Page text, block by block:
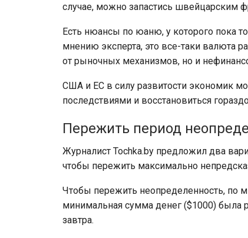
случае, можно запастись
Есть нюансы по юаню, у которого пока
мнению эксперта, это все-таки валюта
от рыночных механизмов, но и
США и ЕС в силу развитости экономик
последствиями и восстановиться
Пережить период
Журналист Tochka.by предложил два
чтобы пережить максимально
Чтобы пережить неопределенность, по
минимальная сумма денег ($1000) была
завтра.